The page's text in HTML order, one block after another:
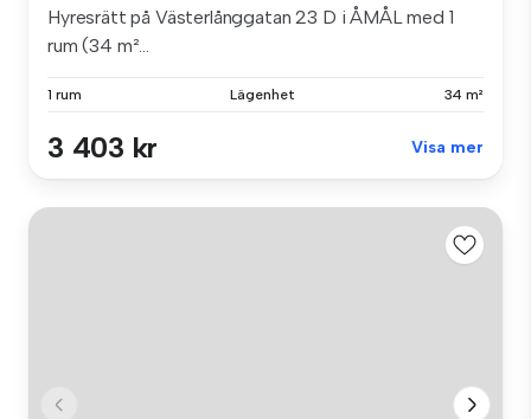
Hyresrätt på Västerlånggatan 23 D i ÅMÅL med 1
rum (34 m²...
1 rum Lägenhet 34 m²
3 403 kr Visa mer